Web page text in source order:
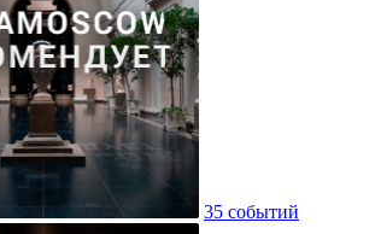
35 событий